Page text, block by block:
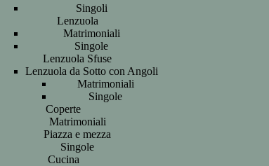
Singoli
Lenzuola
Matrimoniali
Singole
Lenzuola Sfuse
Lenzuola da Sotto con Angoli
Matrimoniali
Singole
Coperte
Matrimoniali
Piazza e mezza
Singole
Cucina